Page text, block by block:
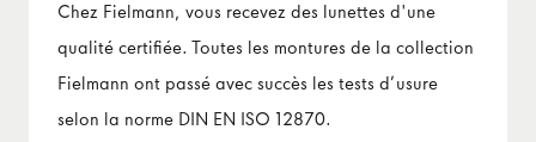
Chez Fielmann, vous recevez des lunettes d'une
qualité certifiée. Toutes les montures de la collection
Fielmann ont passé avec succès les tests d’usure
selon la norme DIN EN ISO 12870.